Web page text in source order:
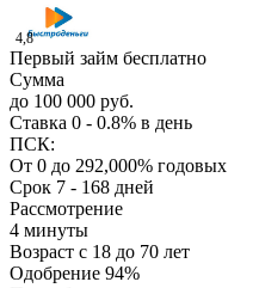
4,8
Первый займ бесплатно
Сумма
до 100 000 руб.
Ставка 0 - 0.8% в день
ПСК:
От 0 до 292,000% годовых
Срок 7 - 168 дней
Рассмотрение
4 минуты
Возраст с 18 до 70 лет
Одобрение 94%